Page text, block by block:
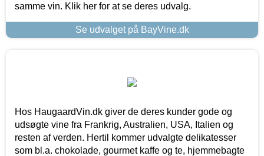
samme vin. Klik her for at se deres udvalg.
Se udvalget på BayVine.dk
Hos HaugaardVin.dk giver de deres kunder gode og
udsøgte vine fra Frankrig, Australien, USA, Italien og
resten af verden. Hertil kommer udvalgte delikatesser
som bl.a. chokolade, gourmet kaffe og te, hjemmebagte